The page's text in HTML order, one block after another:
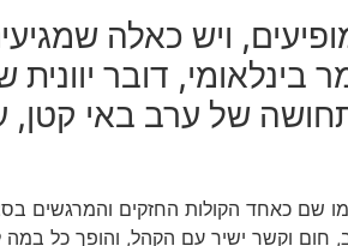
ויש כאלה
בינלאומי, דובר
של ערב באי קטן,
שם כאחד הקולות החזקים והמרגשים
וקשר ישיר עם הקהל, והופך כל במה